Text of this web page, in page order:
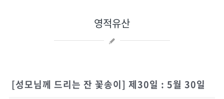
영적유산
[성모님께 드리는 잔 꽃송이] 제30일 : 5월 30일